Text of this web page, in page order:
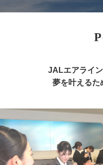
JALエアライ
夢を叶えるた